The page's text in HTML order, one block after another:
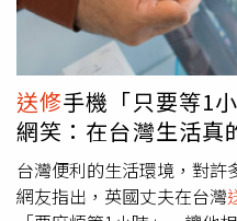
送修手機「只要等1
網笑：在台灣生活真
台灣便利的生活環境，對許
網友指出，英國丈夫在台灣